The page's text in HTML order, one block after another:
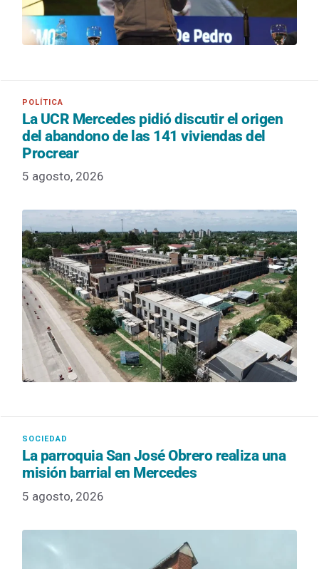
La UCR Mercedes pidió discutir el origen
del abandono de las 141 viviendas del
Procrear
5 agosto, 2026
La parroquia San José Obrero realiza una
misión barrial en Mercedes
5 agosto, 2026